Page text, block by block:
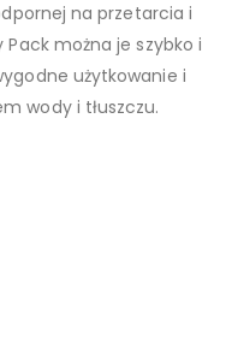
na przetarcia i
można je szybko i
użytkowanie i
wody i tłuszczu.